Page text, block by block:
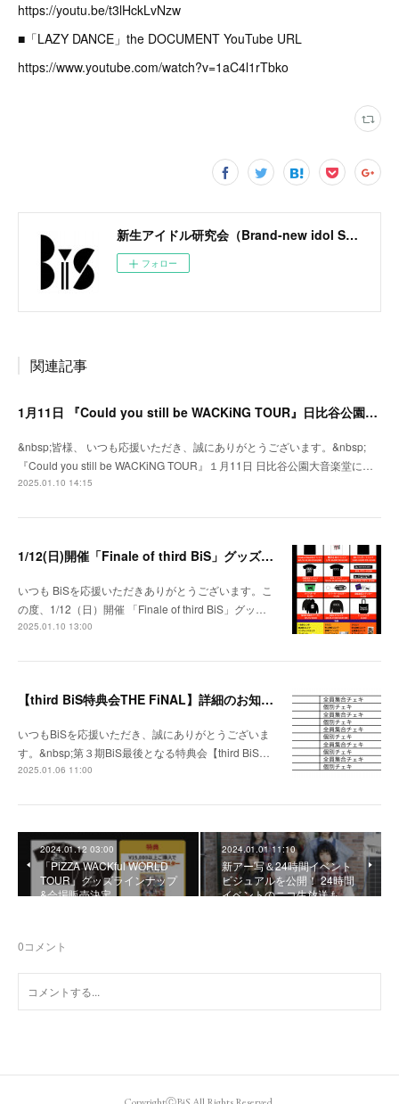
https://youtu.be/t3lHckLvNzw
■「LAZY DANCE」the DOCUMENT YouTube URL
https://www.youtube.com/watch?v=1aC4l1rTbko
新生アイドル研究会（Brand-new idol Society）公式サイト / BiS OFFICIAL SITE
フォロー
関連記事
1月11日 『Could you still be WACKiNG TOUR』日比谷公園大音楽堂にてグッズ販売決定！
&nbsp;皆様、 いつも応援いただき、誠にありがとうございます。&nbsp;
『Could you still be WACKiNG TOUR』１月11日 日比谷公園大音楽堂に…
2025.01.10 14:15
1/12(日)開催「Finale of third BiS」グッズ販売時間・チケット特典のお知らせ
いつも BiSを応援いただきありがとうございます。こ
の度、1/12（日）開催 「Finale of third BiS」グッ…
2025.01.10 13:00
【third BiS特典会THE FiNAL】詳細のお知らせ
いつもBiSを応援いただき、誠にありがとうございま
す。&nbsp;第３期BiS最後となる特典会【third BiS…
2025.01.06 11:00
2024.01.12 03:00
「PiZZA WACKful WORLD
TOUR」グッズラインナップ
&会場販売決定
2024.01.01 11:10
新アー写＆24時間イベント
ビジュアルを公開！ 24時間
イベントのニコ生放送も…
0コメント